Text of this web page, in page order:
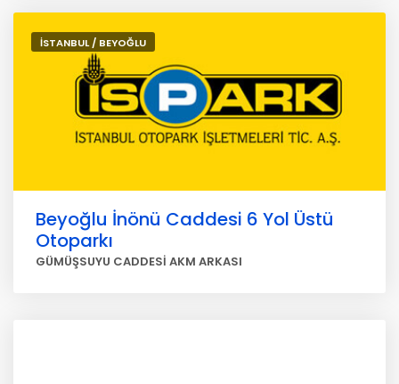
İSTANBUL / BEYOĞLU
Beyoğlu İnönü Caddesi 6 Yol Üstü
Otoparkı
GÜMÜŞSUYU CADDESİ AKM ARKASI